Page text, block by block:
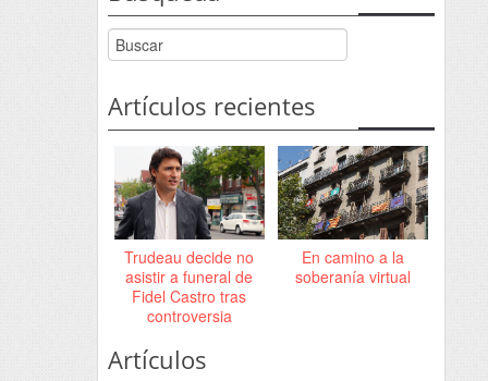
Artículos recientes
Trudeau decide no
asistir a funeral de
Fidel Castro tras
controversia
En camino a la
soberanía virtual
Artículos